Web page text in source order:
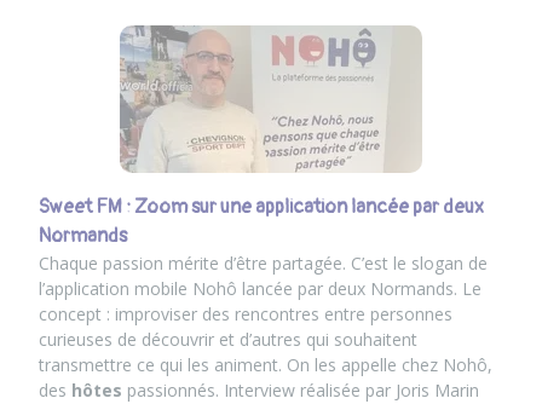
Sweet FM : Zoom sur une application lancée par deux
Normands
Chaque passion mérite d’être partagée. C’est le slogan de
l’application mobile Nohô lancée par deux Normands. Le
concept : improviser des rencontres entre personnes
curieuses de découvrir et d’autres qui souhaitent
transmettre ce qui les animent. On les appelle chez Nohô,
des hôtes passionnés. Interview réalisée par Joris Marin